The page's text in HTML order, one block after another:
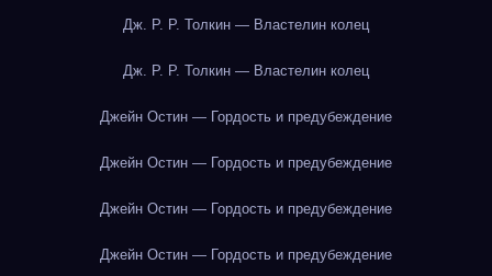
Дж. Р. Р. Толкин — Властелин колец
Дж. Р. Р. Толкин — Властелин колец
Джейн Остин — Гордость и предубеждение
Джейн Остин — Гордость и предубеждение
Джейн Остин — Гордость и предубеждение
Джейн Остин — Гордость и предубеждение